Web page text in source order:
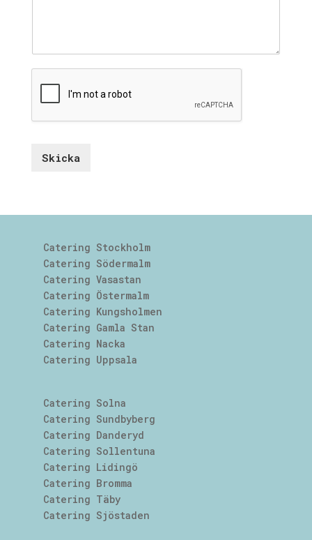
Skicka
Catering Stockholm
Catering Södermalm
Catering Vasastan
Catering Östermalm
Catering Kungsholmen
Catering Gamla Stan
Catering Nacka
Catering Uppsala
Catering Solna
Catering Sundbyberg
Catering Danderyd
Catering Sollentuna
Catering Lidingö
Catering Bromma
Catering Täby
Catering Sjöstaden